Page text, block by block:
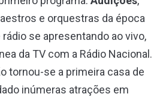
e orquestras da época
se apresentando ao vivo,
da TV com a Rádio Nacional.
tornou-se a primeira casa de
inúmeras atrações em